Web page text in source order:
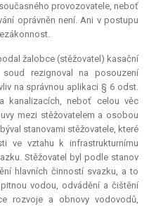
provozovatele, neboť
oprávněn není. Ani v postupu
žalobce (stěžovatel) kasační
rezignoval na posouzení
na správnou aplikaci § 6 odst.
neboť celou věc
mezi stěžovatelem a osobou
stanovami stěžovatele, které
ve vztahu k infrastrukturnímu
Stěžovatel byl podle stanov
hlavních činností svazku, a to
vodou, odvádění a čištění
rozvoje a obnovy vodovodů,